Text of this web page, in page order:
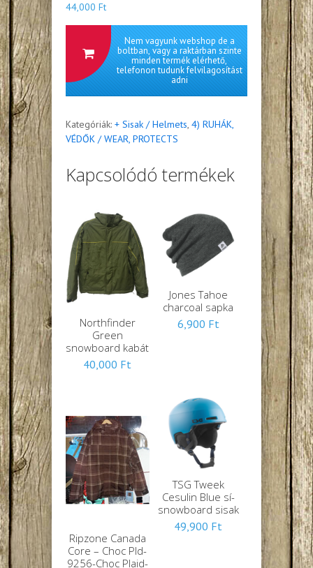
44,000 Ft
Nem vagyunk webshop de a
boltban, vagy a raktárban szinte
minden termék elérhető,
telefonon tudunk felvilagosítást
adni
Kategóriák: + Sisak / Helmets, 4) RUHÁK,
VÉDŐK / WEAR, PROTECTS
Kapcsolódó termékek
Northfinder
Green
snowboard kabát
40,000 Ft
Jones Tahoe
charcoal sapka
6,900 Ft
Ripzone Canada
Core – Choc Pld-
9256-Choc Plaid-
TSG Tweek
Cesulin Blue sí-
snowboard sisak
49,900 Ft